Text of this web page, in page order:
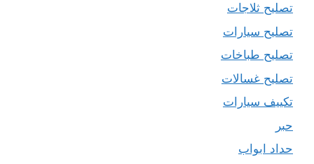
تصليح ثلاجات
تصليح سيارات
تصليح طباخات
تصليح غسالات
تكييف سيارات
حبر
حداد ابواب